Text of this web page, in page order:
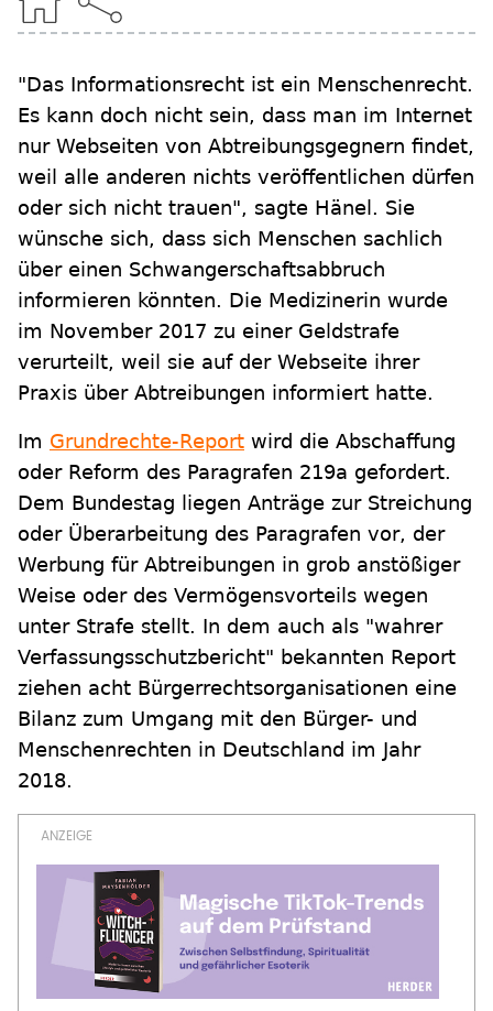
"Das Informationsrecht ist ein Menschenrecht.
Es kann doch nicht sein, dass man im Internet
nur Webseiten von Abtreibungsgegnern findet,
weil alle anderen nichts veröffentlichen dürfen
oder sich nicht trauen", sagte Hänel. Sie
wünsche sich, dass sich Menschen sachlich
über einen Schwangerschaftsabbruch
informieren könnten. Die Medizinerin wurde
im November 2017 zu einer Geldstrafe
verurteilt, weil sie auf der Webseite ihrer
Praxis über Abtreibungen informiert hatte.
Im Grundrechte-Report wird die Abschaffung
oder Reform des Paragrafen 219a gefordert.
Dem Bundestag liegen Anträge zur Streichung
oder Überarbeitung des Paragrafen vor, der
Werbung für Abtreibungen in grob anstößiger
Weise oder des Vermögensvorteils wegen
unter Strafe stellt. In dem auch als "wahrer
Verfassungsschutzbericht" bekannten Report
ziehen acht Bürgerrechtsorganisationen eine
Bilanz zum Umgang mit den Bürger- und
Menschenrechten in Deutschland im Jahr
2018.